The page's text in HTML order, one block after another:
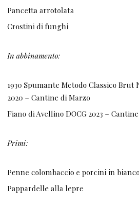
Pancetta arrotolata
Crostini di funghi
In abbinamento:
1930 Spumante Metodo Classico
2020 – Cantine di Marzo
Fiano di Avellino DOCG 2023 –
Primi:
Penne colombaccio e porcini in
Pappardelle alla lepre